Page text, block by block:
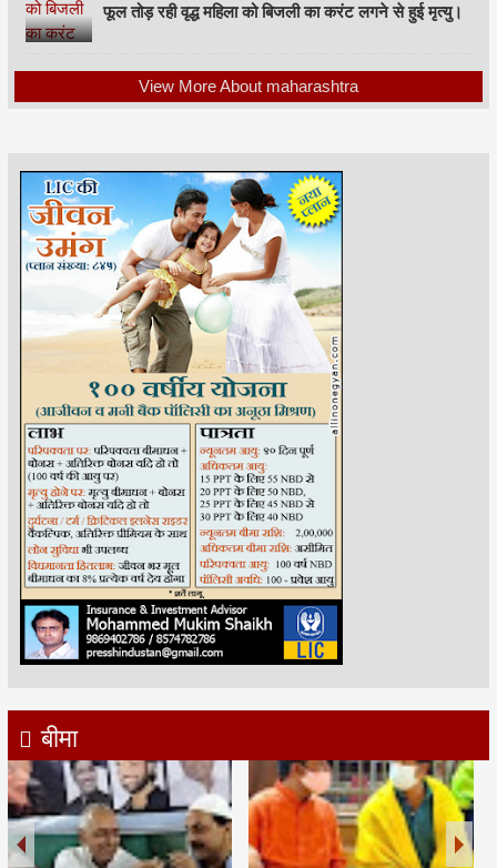
फूल तोड़ रही वृद्ध महिला को बिजली का करंट लगने से हुई मृत्यु।
View More About maharashtra
बीमा